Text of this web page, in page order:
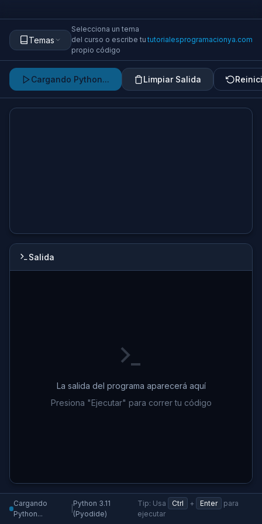
Temas
Selecciona un tema
del curso o escribe tu
propio código
tutorialesprogramacionya.com
Cargando Python... Limpiar Salida
Salida
La salida del programa aparecerá aquí
Presiona "Ejecutar" para correr tu código
Cargando
Python...
Python 3.11
(Pyodide)
Tip: Usa Ctrl + Enter
para
ejecutar